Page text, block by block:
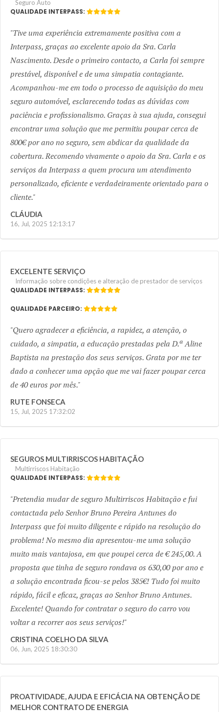
Seguro Auto
QUALIDADE INTERPASS:
Tive uma experiência extremamente positiva com a
Interpass, graças ao excelente apoio da Sra. Carla
Nascimento. Desde o primeiro contacto, a Carla foi sempre
prestável, disponível e de uma simpatia contagiante.
Acompanhou-me em todo o processo de aquisição do meu
seguro automóvel, esclarecendo todas as dúvidas com
paciência e profissionalismo. Graças à sua ajuda, consegui
encontrar uma solução que me permitiu poupar cerca de
800€ por ano no seguro, sem abdicar da qualidade da
cobertura. Recomendo vivamente o apoio da Sra. Carla e os
serviços da Interpass a quem procura um atendimento
personalizado, eficiente e verdadeiramente orientado para o
cliente.
CLÁUDIA
16, Jul, 2025 12:13:17
EXCELENTE SERVIÇO
Informação sobre condições e alteração de prestador de serviços
QUALIDADE INTERPASS:
QUALIDADE PARCEIRO:
Quero agradecer a eficiência, a rapidez, a atenção, o
cuidado, a simpatia, a educação prestadas pela D.ª Aline
Baptista na prestação dos seus serviços. Grata por me ter
dado a conhecer uma opção que me vai fazer poupar cerca
de 40 euros por mês.
RUTE FONSECA
15, Jul, 2025 17:32:02
SEGUROS MULTIRRISCOS HABITAÇÃO
Multirriscos Habitação
QUALIDADE INTERPASS:
Pretendia mudar de seguro Multirriscos Habitação e fui
contactada pelo Senhor Bruno Pereira Antunes do
Interpass que foi muito diligente e rápido na resolução do
problema! No mesmo dia apresentou-me uma solução
muito mais vantajosa, em que poupei cerca de € 245,00. A
proposta que tinha de seguro rondava os 630,00 por ano e
a solução encontrada ficou-se pelos 385€! Tudo foi muito
rápido, fácil e eficaz, graças ao Senhor Bruno Antunes.
Excelente! Quando for contratar o seguro do carro vou
voltar a recorrer aos seus serviços!
CRISTINA COELHO DA SILVA
06, Jun, 2025 18:30:30
PROATIVIDADE, AJUDA E EFICÁCIA NA OBTENÇÃO DE
MELHOR CONTRATO DE ENERGIA